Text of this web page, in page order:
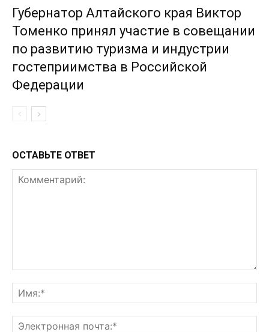
Губернатор Алтайского края Виктор
Томенко принял участие в совещании
по развитию туризма и индустрии
гостеприимства в Российской
Федерации
ОСТАВЬТЕ ОТВЕТ